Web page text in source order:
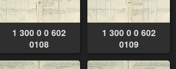
1 300 0 0 602
0108
1 300 0 0 602
0109